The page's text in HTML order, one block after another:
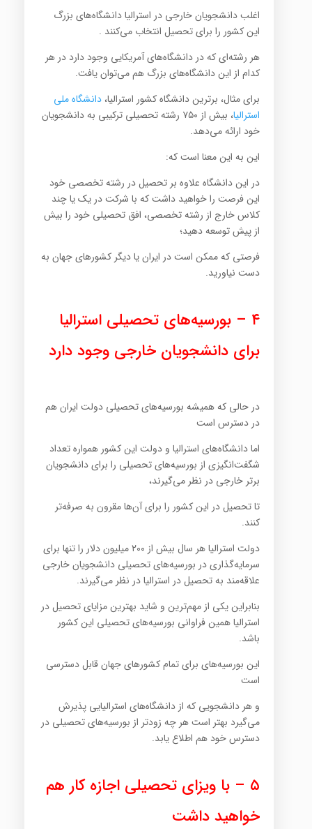
اغلب دانشجویان خارجی در استرالیا دانشگاه‌های بزرگ
این کشور را برای تحصیل انتخاب می‌کنند .
هر رشته‌ای که در دانشگاه‌های آمریکایی وجود دارد در هر
کدام از این دانشگاه‌های بزرگ هم می‌توان یافت.
برای مثال، برترین دانشگاه کشور استرالیا، دانشگاه ملی
استرالیا
، بیش از ۷۵۰ رشته تحصیلی ترکیبی به دانشجویان
خود ارائه می‌دهد.
این به این معنا است که:
در این دانشگاه علاوه بر تحصیل در رشته تخصصی خود
این فرصت را خواهید داشت که با شرکت در یک یا چند
کلاس خارج از رشته تخصصی، افق تحصیلی خود را بیش
از پیش توسعه دهید؛
فرصتی که ممکن است در ایران یا دیگر کشورهای جهان به
دست نیاورید.
۴ –
بورسیه‌های تحصیلی استرالیا
برای دانشجویان خارجی وجود دارد
در حالی که همیشه بورسیه‌های تحصیلی دولت ایران هم
در دسترس است
اما دانشگاه‌های استرالیا و دولت این کشور همواره تعداد
شگفت‌انگیزی از بورسیه‌های تحصیلی را برای دانشجویان
برتر خارجی در نظر می‌گیرند،
تا تحصیل در این کشور را برای آن‌ها مقرون به صرفه‌تر
کنند.
دولت استرالیا هر سال بیش از ۲۰۰ میلیون دلار را تنها برای
سرمایه‌گذاری در بورسیه‌های تحصیلی دانشجویان خارجی
علاقه‌مند به تحصیل در استرالیا در نظر می‌گیرند.
بنابراین یکی از مهم‌ترین و شاید بهترین مزایای تحصیل در
استرالیا همین فراوانی بورسیه‌های تحصیلی این کشور
باشد.
این بورسیه‌های برای تمام کشورهای جهان قابل دسترسی
است
و هر دانشجویی که از دانشگاه‌های استرالیایی پذیرش
می‌گیرد بهتر است هر چه زودتر از بورسیه‌های تحصیلی در
دسترس خود هم اطلاع یابد.
۵ – با ویزای تحصیلی اجازه کار هم
خواهید داشت